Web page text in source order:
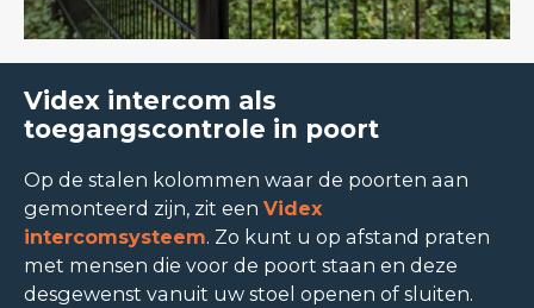
Videx intercom als
toegangscontrole in poort
Op de stalen kolommen waar de poorten aan
gemonteerd zijn, zit een Videx
intercomsysteem. Zo kunt u op afstand praten
met mensen die voor de poort staan en deze
desgewenst vanuit uw stoel openen of sluiten.